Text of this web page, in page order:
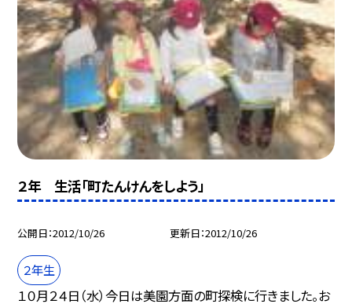
２年 生活「町たんけんをしよう」
公開日 2012/10/26 更新日 2012/10/26
２年生
１０月２４日（水）今日は美園方面の町探検に行きました。お